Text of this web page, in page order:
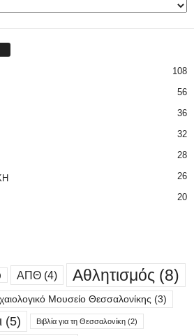
108
56
36
32
28
26
20
ΑΠΘ (4) Αθλητισμός (8)
Μουσείο Θεσσαλονίκης (3)
(5) Βιβλία για τη Θεσσαλονίκη (2)